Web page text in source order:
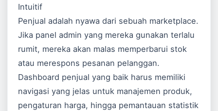
Intuitif
Penjual adalah nyawa dari sebuah marketplace.
Jika panel admin yang mereka gunakan terlalu
rumit, mereka akan malas memperbarui stok
atau merespons pesanan pelanggan.
Dashboard penjual yang baik harus memiliki
navigasi yang jelas untuk manajemen produk,
pengaturan harga, hingga pemantauan statistik